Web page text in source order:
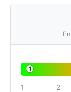
1
1 2